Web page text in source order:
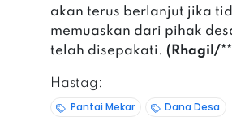
akan terus berlanjut jika
memuaskan dari pihak
telah disepakati.(Rhagil/
Hastag:
Pantai Mekar
Dana Desa